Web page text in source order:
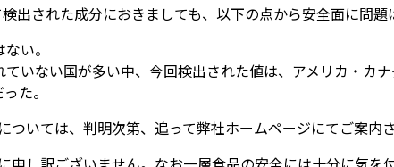
出された成分におきましても、以下の点から安全面に問題
い。
いない国が多い中、今回検出された値は、アメリカ・カ
た。
いては、判明次第、追って弊社ホームページにてご案内